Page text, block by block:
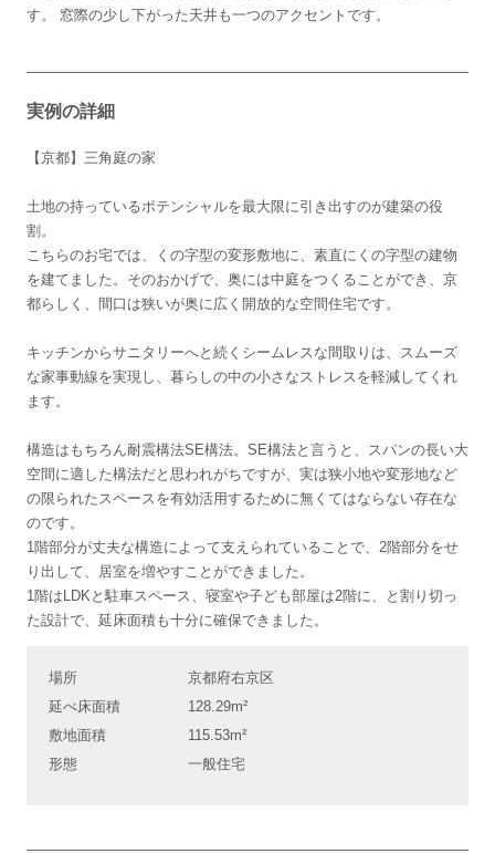
す。 窓際の少し下がった天井も一つのアクセントです。
実例の詳細
【京都】三角庭の家
土地の持っているポテンシャルを最大限に引き出すのが建築の役
割。
こちらのお宅では、くの字型の変形敷地に、素直にくの字型の建物
を建てました。そのおかげで、奥には中庭をつくることができ、京
都らしく、間口は狭いが奥に広く開放的な空間住宅です。
キッチンからサニタリーへと続くシームレスな間取りは、スムーズ
な家事動線を実現し、暮らしの中の小さなストレスを軽減してくれ
ます。
構造はもちろん耐震構法SE構法。SE構法と言うと、スパンの長い大
空間に適した構法だと思われがちですが、実は狭小地や変形地など
の限られたスペースを有効活用するために無くてはならない存在な
のです。
1階部分が丈夫な構造によって支えられていることで、2階部分をせ
り出して、居室を増やすことができました。
1階はLDKと駐車スペース、寝室や子ども部屋は2階に、と割り切っ
た設計で、延床面積も十分に確保できました。
場所
京都府右京区
延べ床面積
128.29m²
敷地面積
115.53m²
形態
一般住宅